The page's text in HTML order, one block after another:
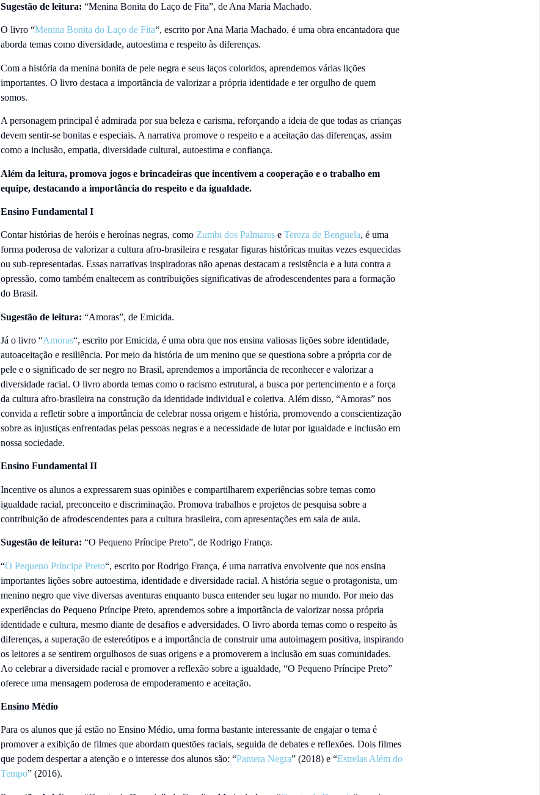
Sugestão de leitura: “Menina Bonita do Laço de Fita”, de Ana Maria Machado.
O livro “Menina Bonita do Laço de Fita“, escrito por Ana Maria Machado, é uma obra encantadora que
aborda temas como diversidade, autoestima e respeito às diferenças.
Com a história da menina bonita de pele negra e seus laços coloridos, aprendemos várias lições
importantes. O livro destaca a importância de valorizar a própria identidade e ter orgulho de quem
somos.
A personagem principal é admirada por sua beleza e carisma, reforçando a ideia de que todas as crianças
devem sentir-se bonitas e especiais. A narrativa promove o respeito e a aceitação das diferenças, assim
como a inclusão, empatia, diversidade cultural, autoestima e confiança.
Além da leitura, promova jogos e brincadeiras que incentivem a cooperação e o trabalho em
equipe, destacando a importância do respeito e da igualdade.
Ensino Fundamental I
Contar histórias de heróis e heroínas negras, comoZumbi dos Palmarese Tereza de Benguela, é uma
forma poderosa de valorizar a cultura afro-brasileira e resgatar figuras históricas muitas vezes esquecidas
ou sub-representadas. Essas narrativas inspiradoras não apenas destacam a resistência e a luta contra a
opressão, como também enaltecem as contribuições significativas de afrodescendentes para a formação
do Brasil.
Sugestão de leitura: “Amoras”, de Emicida.
Já o livro “Amoras“, escrito por Emicida, é uma obra que nos ensina valiosas lições sobre identidade,
autoaceitação e resiliência. Por meio da história de um menino que se questiona sobre a própria cor de
pele e o significado de ser negro no Brasil, aprendemos a importância de reconhecer e valorizar a
diversidade racial. O livro aborda temas como o racismo estrutural, a busca por pertencimento e a força
da cultura afro-brasileira na construção da identidade individual e coletiva. Além disso, “Amoras” nos
convida a refletir sobre a importância de celebrar nossa origem e história, promovendo a conscientização
sobre as injustiças enfrentadas pelas pessoas negras e a necessidade de lutar por igualdade e inclusão em
nossa sociedade.
Ensino Fundamental II
Incentive os alunos a expressarem suas opiniões e compartilharem experiências sobre temas como
igualdade racial, preconceito e discriminação. Promova trabalhos e projetos de pesquisa sobre a
contribuição de afrodescendentes para a cultura brasileira, com apresentações em sala de aula.
Sugestão de leitura: “O Pequeno Príncipe Preto”, de Rodrigo França.
“O Pequeno Príncipe Preto“, escrito por Rodrigo França, é uma narrativa envolvente que nos ensina
importantes lições sobre autoestima, identidade e diversidade racial. A história segue o protagonista, um
menino negro que vive diversas aventuras enquanto busca entender seu lugar no mundo. Por meio das
experiências do Pequeno Príncipe Preto, aprendemos sobre a importância de valorizar nossa própria
identidade e cultura, mesmo diante de desafios e adversidades. O livro aborda temas como o respeito às
diferenças, a superação de estereótipos e a importância de construir uma autoimagem positiva, inspirando
os leitores a se sentirem orgulhosos de suas origens e a promoverem a inclusão em suas comunidades.
Ao celebrar a diversidade racial e promover a reflexão sobre a igualdade, “O Pequeno Príncipe Preto”
oferece uma mensagem poderosa de empoderamento e aceitação.
Ensino Médio
Para os alunos que já estão no Ensino Médio, uma forma bastante interessante de engajar o tema é
promover a exibição de filmes que abordam questões raciais, seguida de debates e reflexões. Dois filmes
que podem despertar a atenção e o interesse dos alunos são: “Pantera Negra” (2018) e “Estrelas Além do
Tempo” (2016).